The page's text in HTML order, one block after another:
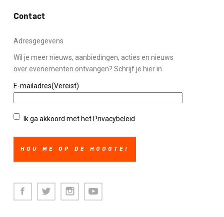
Contact
Adresgegevens
Wil je meer nieuws, aanbiedingen, acties en nieuws
over evenementen ontvangen? Schrijf je hier in.
E-mailadres(Vereist)
Privacybeleid(Vereist)
Ik ga akkoord met het Privacybeleid